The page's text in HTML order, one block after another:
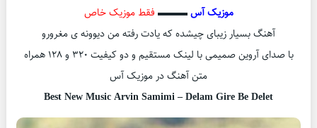
موزیک آس▬▬▬ فقط موزیک خاص
آهنگ بسیار زیبای چیشده که یادت رفته من دیوونه ی مغرورو
با صدای آروین صمیمی با لینک مستقیم و دو کیفیت 320 و 128 همراه
متن آهنگ در موزیک آس
Best New Music Arvin Samimi – Delam Gire Be Delet